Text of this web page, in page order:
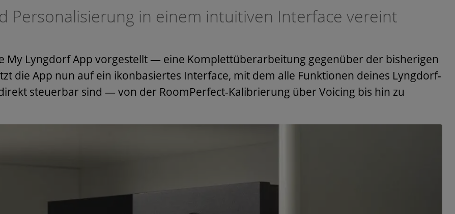
Personalisierung in einem intuitiven Interface vereint
My Lyngdorf App vorgestellt — eine Komplettüberarbeitung gegenüber der bisherigen
die App nun auf ein ikonbasiertes Interface, mit dem alle Funktionen deines Lyngdorf-
steuerbar sind — von der RoomPerfect-Kalibrierung über Voicing bis hin zu